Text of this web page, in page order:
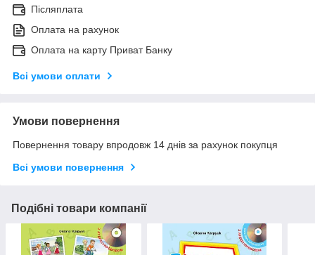
Післяплата
Оплата на рахунок
Оплата на карту Приват Банку
Всі умови оплати
Умови повернення
Повернення товару впродовж 14 днів за рахунок покупця
Всі умови повернення
Подібні товари компанії